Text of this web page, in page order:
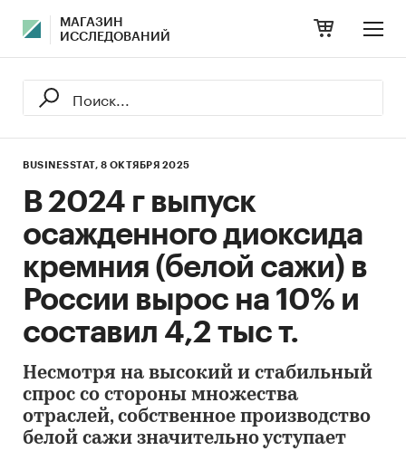
МАГАЗИН
ИССЛЕДОВАНИЙ
BUSINESSTAT, 8 ОКТЯБРЯ 2025
В 2024 г выпуск
осажденного диоксида
кремния (белой сажи) в
России вырос на 10% и
составил 4,2 тыс т.
Несмотря на высокий и стабильный
спрос со стороны множества
отраслей, собственное производство
белой сажи значительно уступает